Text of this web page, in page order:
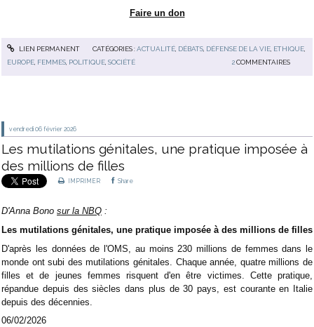
Faire un don
LIEN PERMANENT CATÉGORIES :ACTUALITÉ, DÉBATS, DÉFENSE DE LA VIE, ETHIQUE,
EUROPE FEMMES POLITIQUE ,SOCIÉTÉ 2 COMMENTAIRES
vendredi 06 février 2026
Les mutilations génitales, une pratique imposée à
des millions de filles
IMPRIMER Share
D'Anna Bono sur la NBQ :
Les mutilations génitales, une pratique imposée à des millions de filles
D'après les données de l'OMS, au moins 230 millions de femmes dans le
monde ont subi des mutilations génitales. Chaque année, quatre millions de
filles et de jeunes femmes risquent d'en être victimes. Cette pratique,
répandue depuis des siècles dans plus de 30 pays, est courante en Italie
depuis des décennies.
06/02/2026